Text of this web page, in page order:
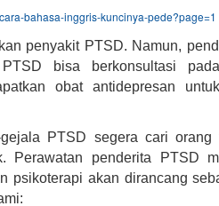
bahasa-inggris-kuncinya-pede?page=1
penyakit PTSD. Namun,
bisa berkonsultasi
obat antidepresan
PTSD segera cari orang
Perawatan penderita PTSD
psikoterapi akan dirancang